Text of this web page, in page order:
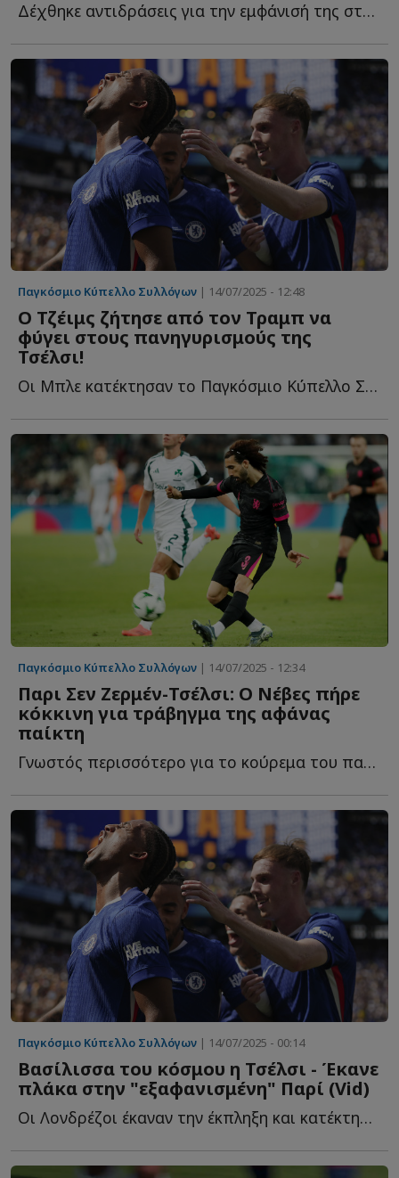
Δέχθηκε αντιδράσεις για την εμφάνισή της στο Μουντιάλ Σ...
Παγκόσμιο Κύπελλο Συλλόγων | 14/07/2025 - 12:48
Ο Τζέιμς ζήτησε από τον Τραμπ να
φύγει στους πανηγυρισμούς της
Τσέλσι!
Οι Μπλε κατέκτησαν το Παγκόσμιο Κύπελλο Συλλόγων και ο...
Παγκόσμιο Κύπελλο Συλλόγων | 14/07/2025 - 12:34
Παρι Σεν Ζερμέν-Τσέλσι: Ο Νέβες πήρε
κόκκινη για τράβηγμα της αφάνας
παίκτη
Γνωστός περισσότερο για το κούρεμα του παρά για τις π...
Παγκόσμιο Κύπελλο Συλλόγων | 14/07/2025 - 00:14
Βασίλισσα του κόσμου η Τσέλσι - Έκανε
πλάκα στην "εξαφανισμένη" Παρί (Vid)
Οι Λονδρέζοι έκαναν την έκπληξη και κατέκτησαν το Παγκόσμιο Κ...